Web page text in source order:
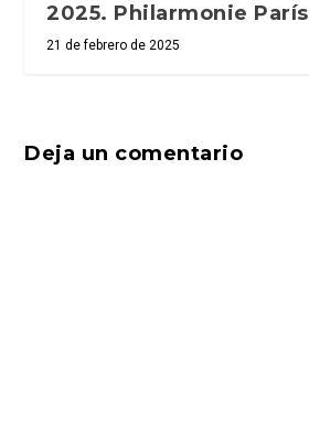
2025. Philarmonie París
21 de febrero de 2025
Deja un comentario